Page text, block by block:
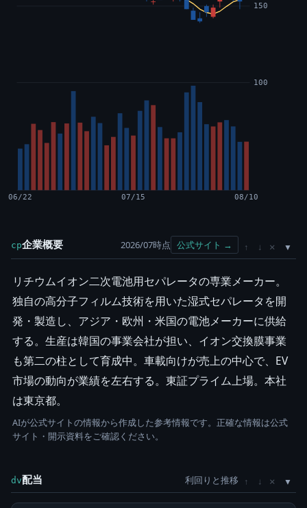
100
150
06/22 07/15 08/10
cp企業概要 2026/07時点 公式サイト → ↑ ↓ ×
リチウムイオン二次電池用セパレータの専業メーカー。
独自の高分子フィルム技術を用いた湿式セパレータを開
発・製造し、アジア・欧州・米国の電池メーカーに供給
する。生産は韓国の事業会社が担い、イオン交換膜事業
も第二の柱として育成中。車載向けが売上の中心で、EV
市場の動向が業績を左右する。東証プライム上場。本社
は東京都。
AIが公式サイトの情報から作成した参考情報です。正確な情報は公式
サイト・開示資料をご確認ください。
dv配当 利回りと推移 ↑ ↓ ×